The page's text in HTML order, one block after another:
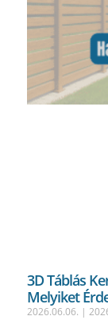
3D Táblás
Melyiket
2026.06.06.